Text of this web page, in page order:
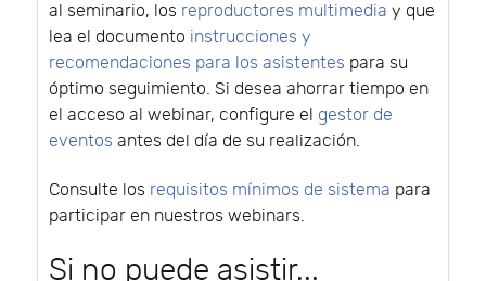
al seminario, los reproductores multimedia y que
lea el documento instrucciones y
recomendaciones para los asistentes para su
óptimo seguimiento. Si desea ahorrar tiempo en
el acceso al webinar, configure el gestor de
eventos antes del día de su realización.
Consulte los requisitos mínimos de sistema para
participar en nuestros webinars.
Si no puede asistir...